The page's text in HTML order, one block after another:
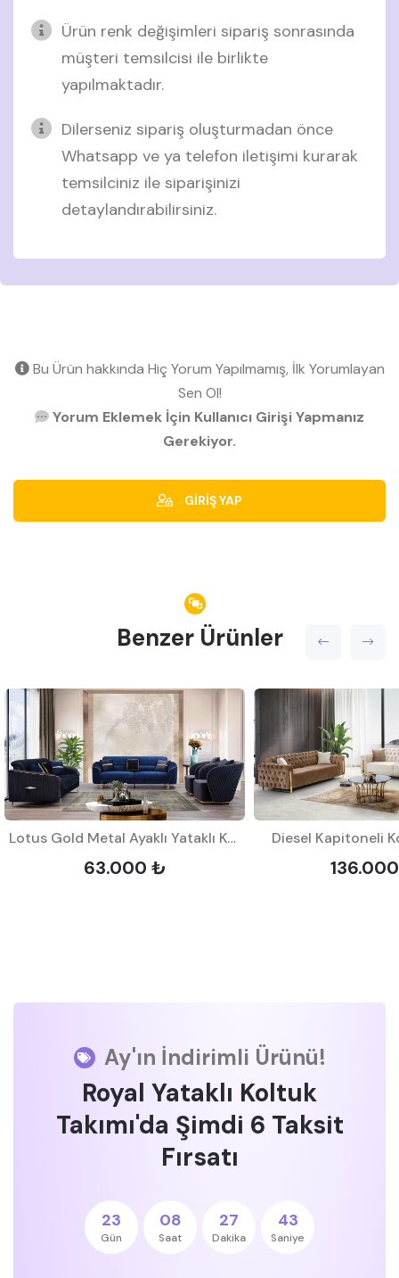
Ürün renk değişimleri sipariş sonrasında
müşteri temsilcisi ile birlikte
yapılmaktadır.
Dilerseniz sipariş oluşturmadan önce
Whatsapp ve ya telefon iletişimi kurarak
temsilciniz ile siparişinizi
detaylandırabilirsiniz.
Bu Ürün hakkında Hiç Yorum Yapılmamış, İlk Yorumlayan
Sen Ol!
Yorum Eklemek İçin Kullanıcı Girişi Yapmanız
Gerekiyor.
GİRİŞ YAP
Benzer Ürünler
Lotus Gold Metal Ayaklı Yataklı Koltuk Takımı 2
63.000 ₺
Diesel Kapitoneli
Ay'ın İndirimli Ürünü!
Royal Yataklı Koltuk
Takımı'da Şimdi 6 Taksit
Fırsatı
23
Gün
08
Saat
27
Dakika
42
Saniye